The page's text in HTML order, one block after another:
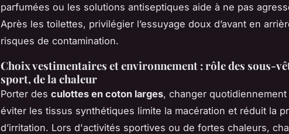
parfumées ou les solutions antiseptiques aide à ne pas
Après les toilettes, privilégier l’essuyage doux d’avant en
risques de contamination.
Choix vestimentaires et environnement : rôle des sous-
sport, de la chaleur
Porter des culottes en coton larges, changer
éviter les tissus synthétiques limite la macération et réduit la
d’irritation. Lors d'activités sportives ou de fortes chaleurs,